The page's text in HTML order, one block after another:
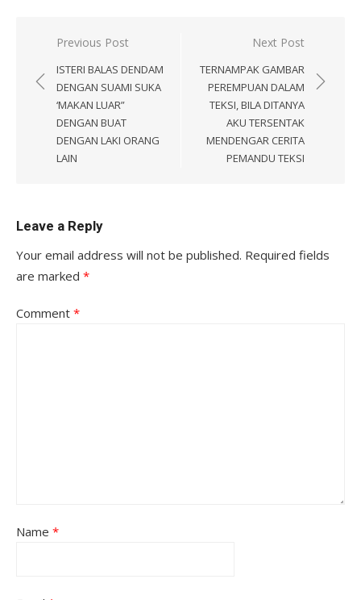
Post
navigation
Previous Post
ISTERI BALAS DENDAM
DENGAN SUAMI SUKA
‘MAKAN LUAR”
DENGAN BUAT
DENGAN LAKI ORANG
LAIN
Next Post
TERNAMPAK GAMBAR
PEREMPUAN DALAM
TEKSI, BILA DITANYA
AKU TERSENTAK
MENDENGAR CERITA
PEMANDU TEKSI
Leave a Reply
Your email address will not be published. Required fields
are marked *
Comment *
Name *